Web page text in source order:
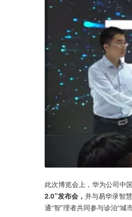
此次博览会上，华为公司中
2.0”发布会， 并与易华录智
通“智”理者共同参与诊治“城